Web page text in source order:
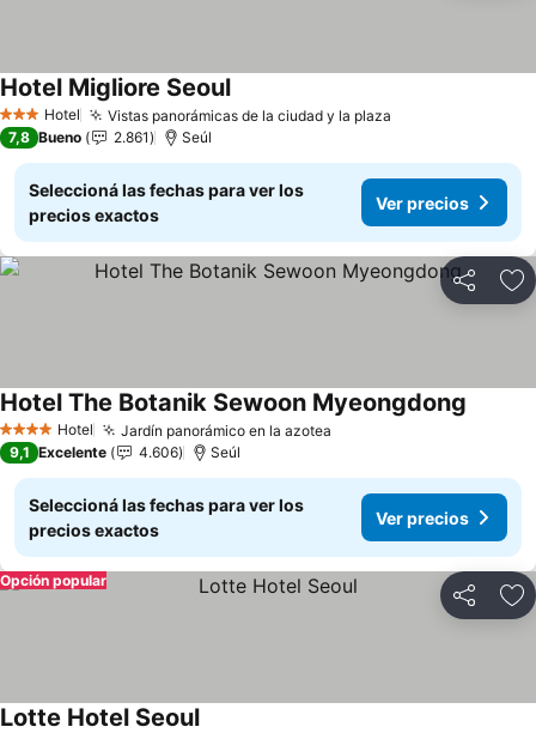
3 Estrellas
Hotel Vistas panorámicas de la ciudad y la plaza
Hotel Migliore Seoul
7,8 Bueno 2.861 Seúl
Seleccioná las fechas para ver los
precios exactos
Ver precios
Compartir
4 EstrellasHotel Jardín panorámico en la azotea
Hotel The Botanik Sewoon Myeongdong
9,1 Excelente 4.606 Seúl
Seleccioná las fechas para ver los
precios exactos
Ver precios
Compartir
Opción popular
Lotte Hotel Seoul